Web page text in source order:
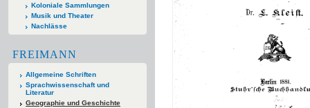
Koloniale Sammlungen
Musik und Theater
Nachlässe
FREIMANN
Allgemeine Schriften
Sprachwissenschaft und
Literatur
Geographie und Geschichte